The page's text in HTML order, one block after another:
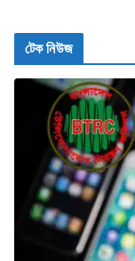
টেক নিউজ